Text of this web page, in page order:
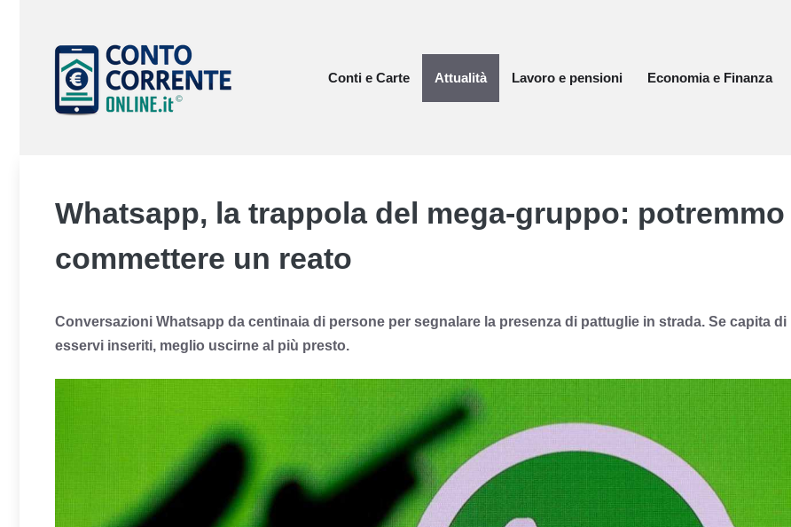
contenuto
Conti e Carte
Attualità Lavoro e pensioni Economia e Finanza
Whatsapp, la trappola del mega-gruppo: potremmo
commettere un reato
Conversazioni Whatsapp da centinaia di persone per segnalare la presenza di pattuglie in strada. Se capita di
esservi inseriti, meglio uscirne al più presto.